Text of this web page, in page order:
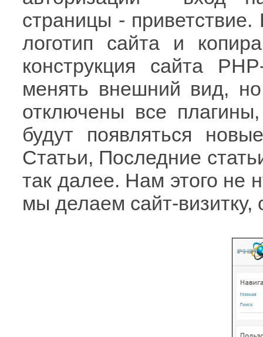
страницы -
логотип сайта и
конструкция сайта
менять внешний вид,
отключены все
будут появляться
Статьи, Последние
так далее. Нам этого не
мы делаем сайт-визитку,